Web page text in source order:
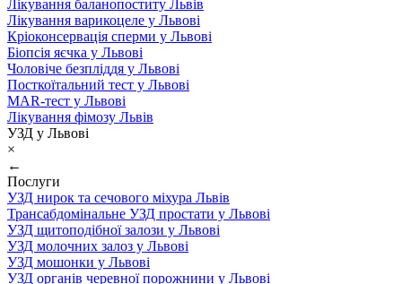
Лікування баланопоститу Львів
Лікування варикоцеле у Львові
Кріоконсервація сперми у Львові
Біопсія яєчка у Львові
Чоловіче безпліддя у Львові
Посткоїтальний тест у Львові
MAR-тест у Львові
Лікування фімозу Львів
УЗД у Львові
×
←
Послуги
УЗД нирок та сечового міхура Львів
Трансабдомінальне УЗД простати у Львові
УЗД щитоподібної залози у Львові
УЗД молочних залоз у Львові
УЗД мошонки у Львові
УЗД органів черевної порожнини у Львові